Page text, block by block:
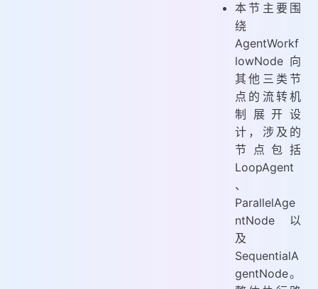
本节主要围
绕
AgentWorkf
lowNode 向
其他三类节
点的流转机
制展开设
计，涉及的
节点包括
LoopAgent
、
ParallelAge
ntNode 以
及
SequentialA
gentNode。